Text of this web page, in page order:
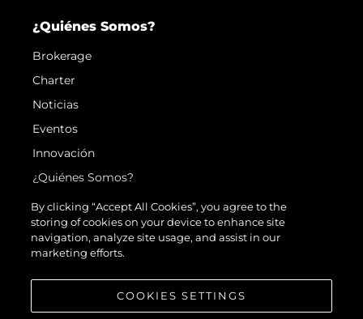
¿Quiénes Somos?
Brokerage
Charter
Noticias
Eventos
Innovación
¿Quiénes Somos?
El Equipo
Estilo De Vida
Historia
By clicking “Accept All Cookies”, you agree to the
storing of cookies on your device to enhance site
navigation, analyze site usage, and assist in our
marketing efforts.
COOKIES SETTINGS